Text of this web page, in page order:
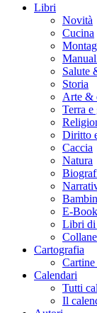
Libri
Novità
Cucina
Salute
Storia
Arte &
Terra e
Diritto
Caccia
Natura
E-
Libri di
Collane
Cartografia
Cartine
Calendari
Tutti
Il